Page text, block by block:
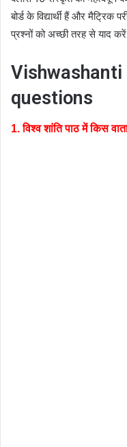
बोर्ड के विद्यार्थी हैं और मैट्रिक
प्रश्नों को अच्छी तरह से याद
questions
1. विश्व शांति पाठ में किस